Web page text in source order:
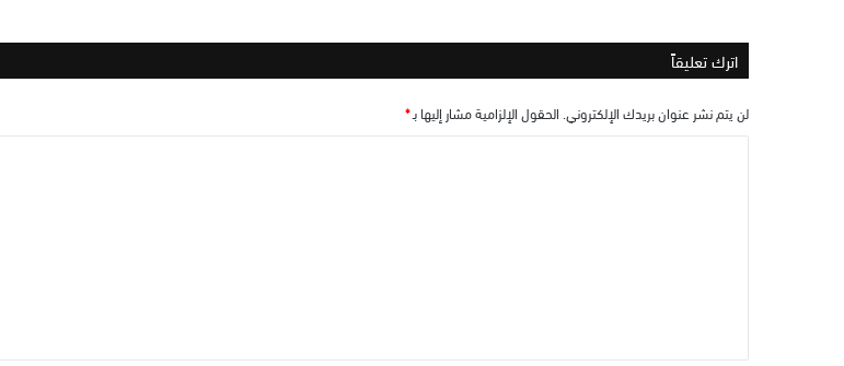
اترك تعليقاً
لن يتم نشر عنوان بريدك الإلكتروني. الحقول الإلزامية مشار إليها بـ*